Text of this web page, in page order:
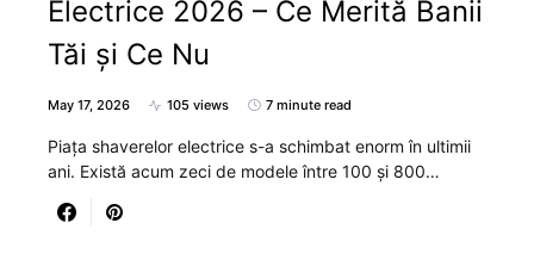
Electrice 2026 – Ce Merită Banii
Tăi și Ce Nu
May 17, 2026 105 views 7 minute read
Piața shaverelor electrice s-a schimbat enorm în ultimii
ani. Există acum zeci de modele între 100 și 800…